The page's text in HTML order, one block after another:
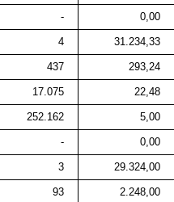
- 0,00
4 31.234,33
437 293,24
17.075 22,48
252.162 5,00
- 0,00
3 29.324,00
93 2.248,00